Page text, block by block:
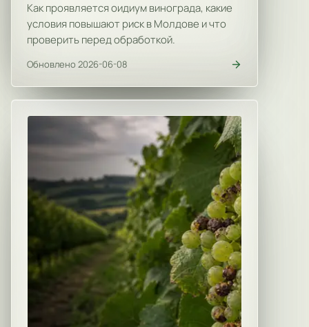
Как проявляется оидиум винограда, какие
условия повышают риск в Молдове и что
проверить перед обработкой.
Обновлено 2026-06-08